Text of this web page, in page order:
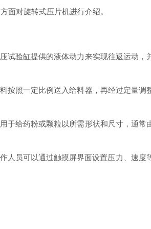
面对旋转式压片机进行介绍。
验缸提供的液体动力来实现往返运动，
照一定比例送入给料器，再经过定量调
给药粉或颗粒以所需形状和尺寸，通常
员可以通过触摸屏界面设置压力、速度